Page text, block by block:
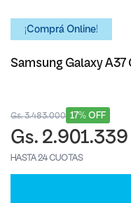
¡Comprá Online!
Samsung Galaxy A37
17% OFF
Gs. 3.483.000
Gs. 2.901.339
HASTA 24 CUOTAS